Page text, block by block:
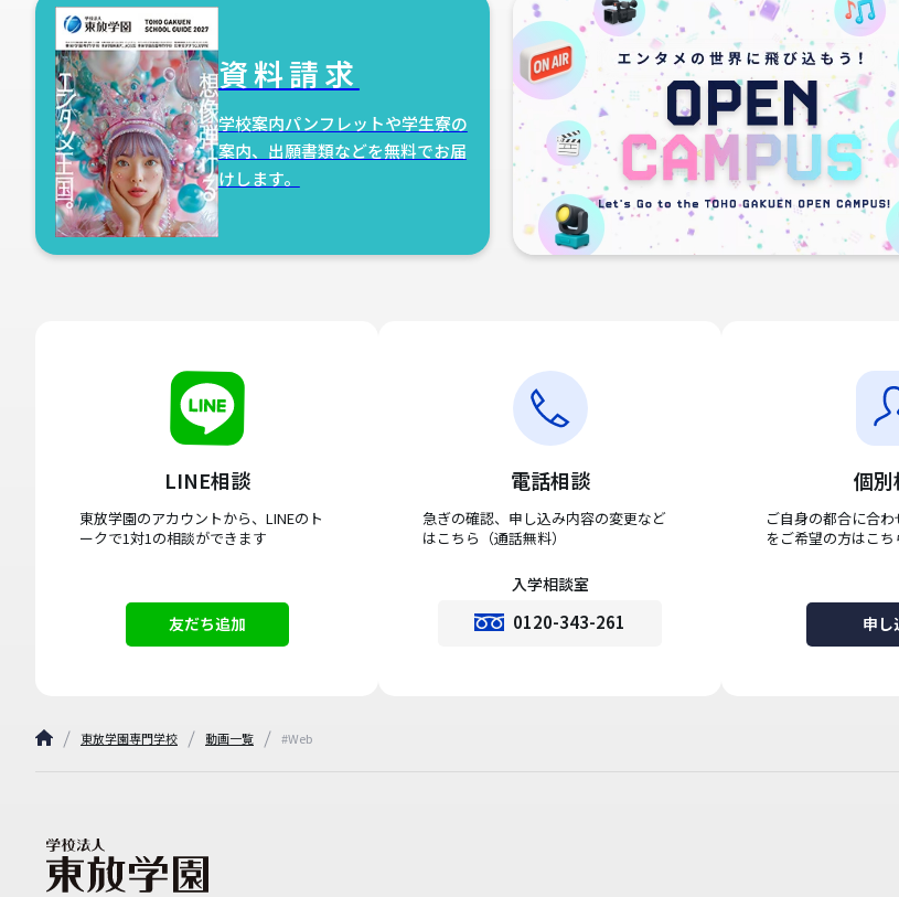
資料請求
学校案内パンフレットや学生寮の
案内、出願書類などを無料でお届
けします。
LINE相談
東放学園のアカウントから、LINEのト
ークで1対1の相談ができます
友だち追加
電話相談
急ぎの確認、申し込み内容の変更など
はこちら（通話無料）
入学相談室
0120-343-261
個別
ご自身の都合に合
をご希望の方はこち
申し
東放学園専門学校 動画一覧 #Web